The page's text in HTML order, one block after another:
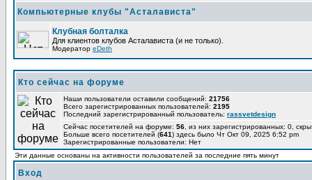
Компьютерные клубы "Асталависта"
Клубная болталка
Для клиентов клубов Асталависта (и не только).
Модератор eDeth
Кто сейчас на форуме
Наши пользователи оставили сообщений: 21756
Всего зарегистрированных пользователей: 2195
Последний зарегистрированный пользователь: rassvetdesign
Сейчас посетителей на форуме: 56 , из них зарегистрированных: 0,
Больше всего посетителей (641) здесь было Чт Окт 09, 2025 6:52 pm
Зарегистрированные пользователи: Нет
Эти данные основаны на активности пользователей за последние пять минут
Вход